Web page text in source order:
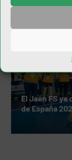
El Jaén FS
de España